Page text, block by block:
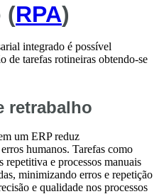
(RPA)
integrado é possível
de tarefas rotineiras obtendo-se
retrabalho
um ERP reduz
humanos. Tarefas como
repetitiva e processos manuais
minimizando erros e repetição
e qualidade nos processos